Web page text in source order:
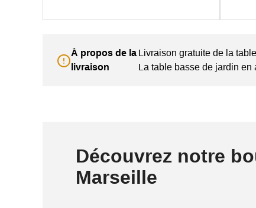
À propos de la
livraison
Livraison gratuite de la
La table basse de jardin en
Découvrez notre
Marseille